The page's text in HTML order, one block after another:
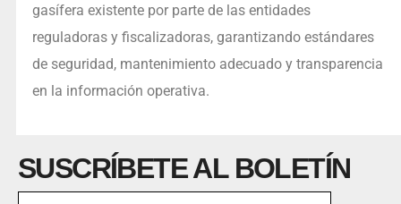
gasífera existente por parte de las entidades
reguladoras y fiscalizadoras, garantizando estándares
de seguridad, mantenimiento adecuado y transparencia
en la información operativa.
SUSCRÍBETE AL BOLETÍN